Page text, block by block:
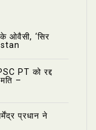
ओवैसी, ‘सिर
PT को रद्द
–
प्रधान ने